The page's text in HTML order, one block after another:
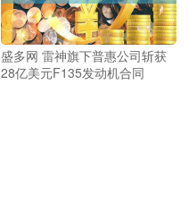
盛多网 雷神旗下普惠公司斩获
28亿美元F135发动机合同